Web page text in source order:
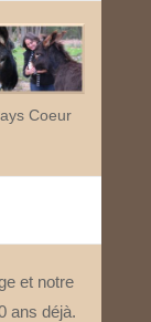
Coeur
et notre
ans déjà.